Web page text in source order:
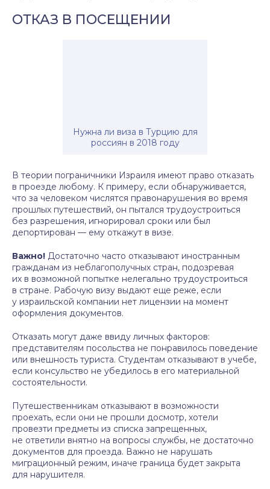
ОТКАЗ В ПОСЕЩЕНИИ
Нужна ли виза в Турцию для
россиян в 2018 году
В теории пограничники Израиля имеют право отказать
в проезде любому. К примеру, если обнаруживается,
что за человеком числятся правонарушения во время
прошлых путешествий, он пытался трудоустроиться
без разрешения, игнорировал сроки или был
депортирован — ему откажут в визе.
Важно! Достаточно часто отказывают иностранным
гражданам из неблагополучных стран, подозревая
их в возможной попытке нелегально трудоустроиться
в стране. Рабочую визу выдают еще реже, если
у израильской компании нет лицензии на момент
оформления документов.
Отказать могут даже ввиду личных факторов:
представителям посольства не понравилось поведение
или внешность туриста. Студентам отказывают в учебе,
если консульство не убедилось в его материальной
состоятельности.
Путешественникам отказывают в возможности
проехать, если они не прошли досмотр, хотели
провезти предметы из списка запрещенных,
не ответили внятно на вопросы службы, не достаточно
документов для проезда. Важно не нарушать
миграционный режим, иначе граница будет закрыта
для нарушителя.